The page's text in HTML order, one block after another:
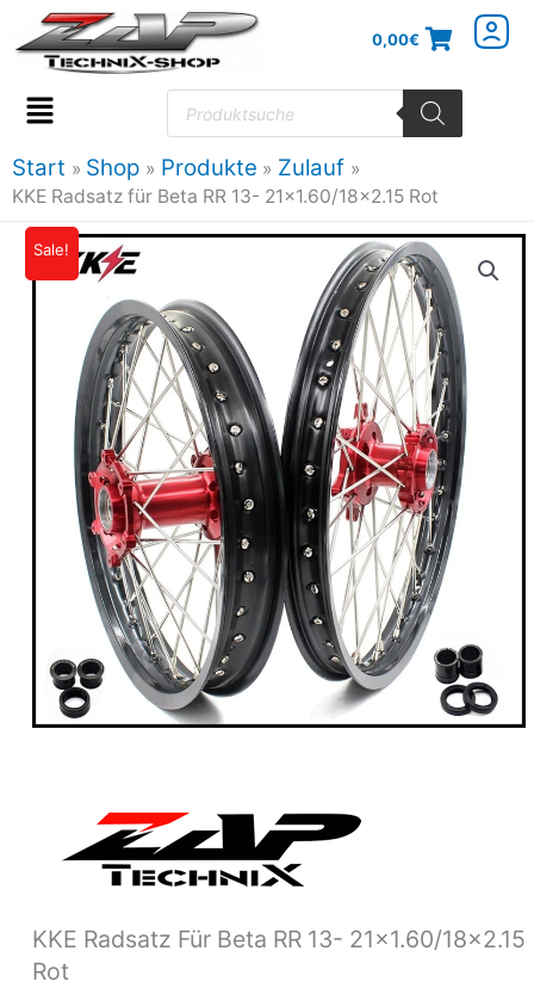
Inhalt
springen
0,00€
Flyout
Menu
Products
search
Start Shop Produkte Zulauf
KKE Radsatz für Beta RR 13- 21×1.60/18×2.15 Rot
Sale!
KKE Radsatz Für Beta RR 13- 21×1.60/18×2.15
Rot
Ursprünglicher
Preis
war:
698,99€
Aktueller
Preis
ist:
608,13€.